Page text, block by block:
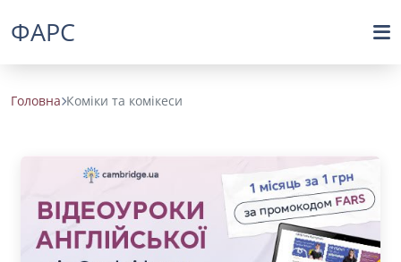
ФАРС
Головна Коміки та комікеси